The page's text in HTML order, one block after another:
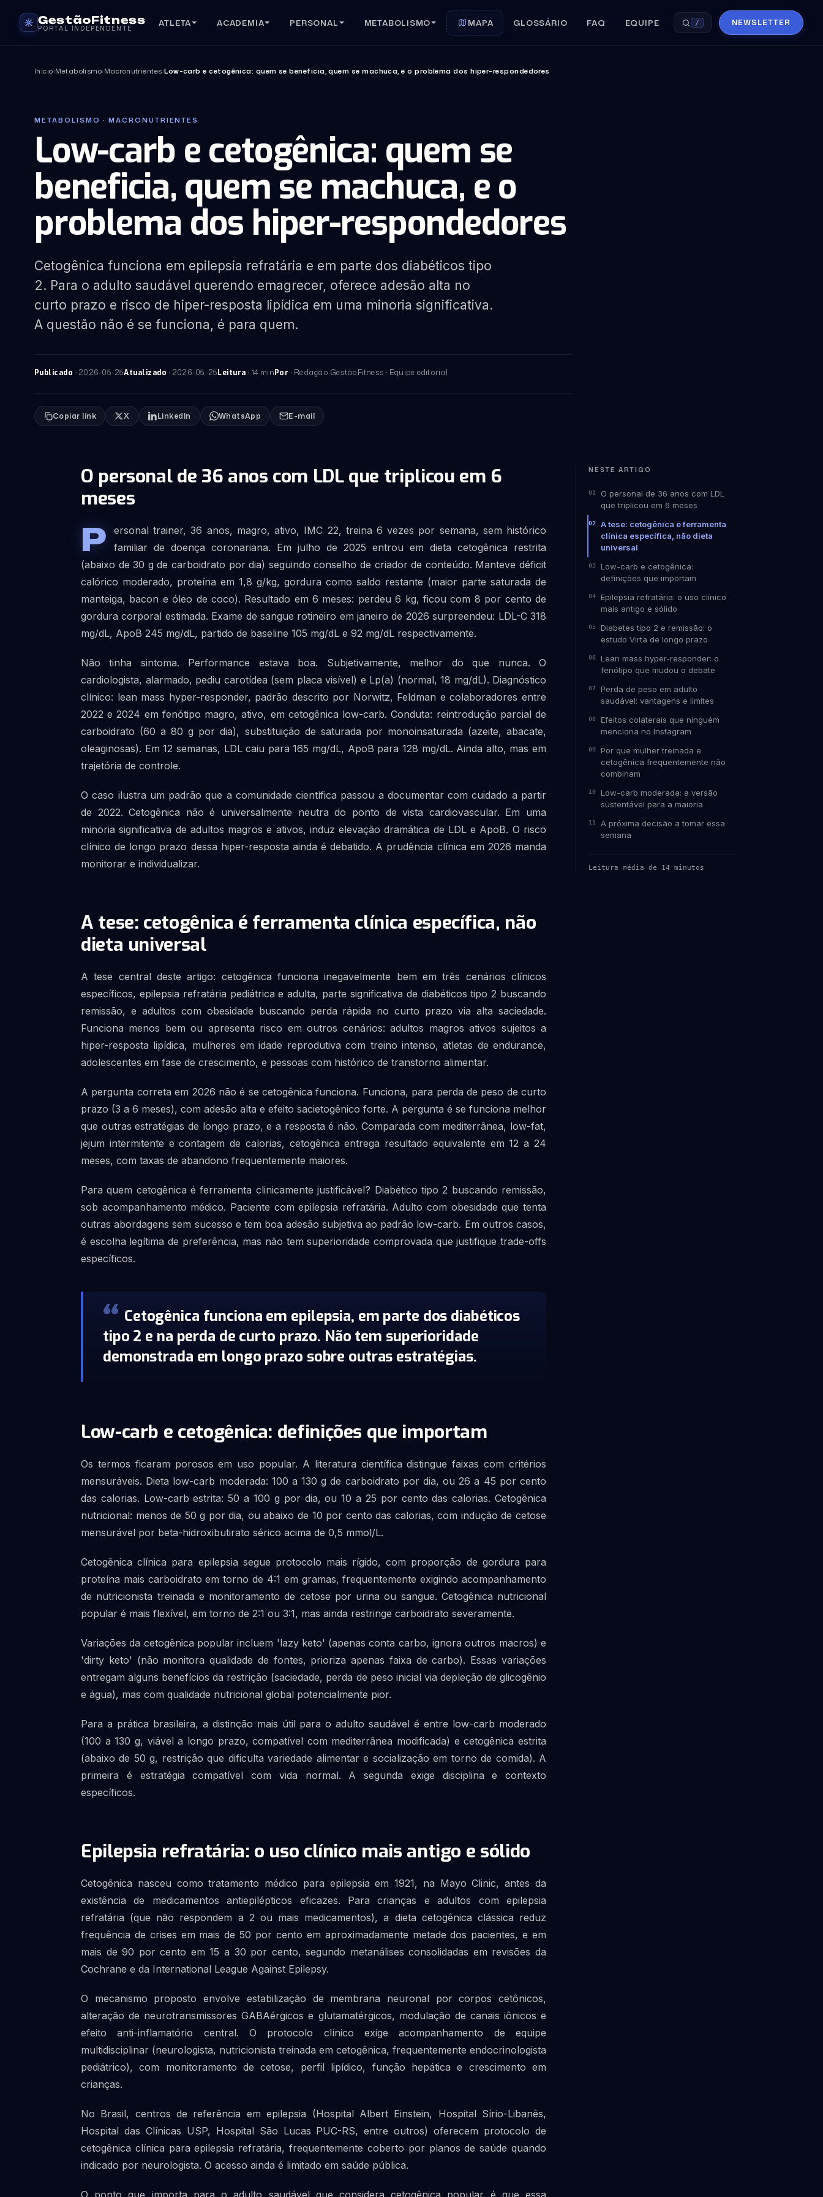
GestãoFitness
PORTAL INDEPENDENTE ATLETA ACADEMIA PERSONAL METABOLISMO MAPA GLOSSÁRIO FAQ EQUIPE / NEWSLETTER
Início›Metabolismo›Macronutrientes›Low-carb e cetogênica: quem se beneficia, quem se machuca, e o problema dos hiper-respondedores
METABOLISMO · MACRONUTRIENTES
Low-carb e cetogênica: quem se
beneficia, quem se machuca, e o
problema dos hiper-respondedores
Cetogênica funciona em epilepsia refratária e em parte dos diabéticos tipo
2. Para o adulto saudável querendo emagrecer, oferece adesão alta no
curto prazo e risco de hiper-resposta lipídica em uma minoria significativa.
A questão não é se funciona, é para quem.
Publicado · 2026-05-25Atualizado · 2026-05-25Leitura · 14 minPor · Redação GestãoFitness · Equipe editorial
Copiar link X LinkedIn WhatsApp E-mail
O personal de 36 anos com LDL que triplicou em 6
meses
P
ersonal trainer, 36 anos, magro, ativo, IMC 22, treina 6 vezes por semana, sem histórico
familiar de doença coronariana. Em julho de 2025 entrou em dieta cetogênica restrita
(abaixo de 30 g de carboidrato por dia) seguindo conselho de criador de conteúdo. Manteve déficit
calórico moderado, proteína em 1,8 g/kg, gordura como saldo restante (maior parte saturada de
manteiga, bacon e óleo de coco). Resultado em 6 meses: perdeu 6 kg, ficou com 8 por cento de
gordura corporal estimada. Exame de sangue rotineiro em janeiro de 2026 surpreendeu: LDL-C 318
mg/dL, ApoB 245 mg/dL, partido de baseline 105 mg/dL e 92 mg/dL respectivamente.
Não tinha sintoma. Performance estava boa. Subjetivamente, melhor do que nunca. O
cardiologista, alarmado, pediu carotídea (sem placa visível) e Lp(a) (normal, 18 mg/dL). Diagnóstico
clínico: lean mass hyper-responder, padrão descrito por Norwitz, Feldman e colaboradores entre
2022 e 2024 em fenótipo magro, ativo, em cetogênica low-carb. Conduta: reintrodução parcial de
carboidrato (60 a 80 g por dia), substituição de saturada por monoinsaturada (azeite, abacate,
oleaginosas). Em 12 semanas, LDL caiu para 165 mg/dL, ApoB para 128 mg/dL. Ainda alto, mas em
trajetória de controle.
O caso ilustra um padrão que a comunidade científica passou a documentar com cuidado a partir
de 2022. Cetogênica não é universalmente neutra do ponto de vista cardiovascular. Em uma
minoria significativa de adultos magros e ativos, induz elevação dramática de LDL e ApoB. O risco
clínico de longo prazo dessa hiper-resposta ainda é debatido. A prudência clínica em 2026 manda
monitorar e individualizar.
A tese: cetogênica é ferramenta clínica específica, não
dieta universal
A tese central deste artigo: cetogênica funciona inegavelmente bem em três cenários clínicos
específicos, epilepsia refratária pediátrica e adulta, parte significativa de diabéticos tipo 2 buscando
remissão, e adultos com obesidade buscando perda rápida no curto prazo via alta saciedade.
Funciona menos bem ou apresenta risco em outros cenários: adultos magros ativos sujeitos a
hiper-resposta lipídica, mulheres em idade reprodutiva com treino intenso, atletas de endurance,
adolescentes em fase de crescimento, e pessoas com histórico de transtorno alimentar.
A pergunta correta em 2026 não é se cetogênica funciona. Funciona, para perda de peso de curto
prazo (3 a 6 meses), com adesão alta e efeito sacietogênico forte. A pergunta é se funciona melhor
que outras estratégias de longo prazo, e a resposta é não. Comparada com mediterrânea, low-fat,
jejum intermitente e contagem de calorias, cetogênica entrega resultado equivalente em 12 a 24
meses, com taxas de abandono frequentemente maiores.
Para quem cetogênica é ferramenta clinicamente justificável? Diabético tipo 2 buscando remissão,
sob acompanhamento médico. Paciente com epilepsia refratária. Adulto com obesidade que tenta
outras abordagens sem sucesso e tem boa adesão subjetiva ao padrão low-carb. Em outros casos,
é escolha legítima de preferência, mas não tem superioridade comprovada que justifique trade-offs
específicos.
Cetogênica funciona em epilepsia, em parte dos diabéticos
tipo 2 e na perda de curto prazo. Não tem superioridade
demonstrada em longo prazo sobre outras estratégias.
Low-carb e cetogênica: definições que importam
Os termos ficaram porosos em uso popular. A literatura científica distingue faixas com critérios
mensuráveis. Dieta low-carb moderada: 100 a 130 g de carboidrato por dia, ou 26 a 45 por cento
das calorias. Low-carb estrita: 50 a 100 g por dia, ou 10 a 25 por cento das calorias. Cetogênica
nutricional: menos de 50 g por dia, ou abaixo de 10 por cento das calorias, com indução de cetose
mensurável por beta-hidroxibutirato sérico acima de 0,5 mmol/L.
Cetogênica clínica para epilepsia segue protocolo mais rígido, com proporção de gordura para
proteína mais carboidrato em torno de 4:1 em gramas, frequentemente exigindo acompanhamento
de nutricionista treinada e monitoramento de cetose por urina ou sangue. Cetogênica nutricional
popular é mais flexível, em torno de 2:1 ou 3:1, mas ainda restringe carboidrato severamente.
Variações da cetogênica popular incluem 'lazy keto' (apenas conta carbo, ignora outros macros) e
'dirty keto' (não monitora qualidade de fontes, prioriza apenas faixa de carbo). Essas variações
entregam alguns benefícios da restrição (saciedade, perda de peso inicial via depleção de glicogênio
e água), mas com qualidade nutricional global potencialmente pior.
Para a prática brasileira, a distinção mais útil para o adulto saudável é entre low-carb moderado
(100 a 130 g, viável a longo prazo, compatível com mediterrânea modificada) e cetogênica estrita
(abaixo de 50 g, restrição que dificulta variedade alimentar e socialização em torno de comida). A
primeira é estratégia compatível com vida normal. A segunda exige disciplina e contexto
específicos.
Epilepsia refratária: o uso clínico mais antigo e sólido
Cetogênica nasceu como tratamento médico para epilepsia em 1921, na Mayo Clinic, antes da
existência de medicamentos antiepilépticos eficazes. Para crianças e adultos com epilepsia
refratária (que não respondem a 2 ou mais medicamentos), a dieta cetogênica clássica reduz
frequência de crises em mais de 50 por cento em aproximadamente metade dos pacientes, e em
mais de 90 por cento em 15 a 30 por cento, segundo metanálises consolidadas em revisões da
Cochrane e da International League Against Epilepsy.
O mecanismo proposto envolve estabilização de membrana neuronal por corpos cetônicos,
alteração de neurotransmissores GABAérgicos e glutamatérgicos, modulação de canais iônicos e
efeito anti-inflamatório central. O protocolo clínico exige acompanhamento de equipe
multidisciplinar (neurologista, nutricionista treinada em cetogênica, frequentemente endocrinologista
pediátrico), com monitoramento de cetose, perfil lipídico, função hepática e crescimento em
crianças.
No Brasil, centros de referência em epilepsia (Hospital Albert Einstein, Hospital Sírio-Libanês,
Hospital das Clínicas USP, Hospital São Lucas PUC-RS, entre outros) oferecem protocolo de
cetogênica clínica para epilepsia refratária, frequentemente coberto por planos de saúde quando
indicado por neurologista. O acesso ainda é limitado em saúde pública.
O ponto que importa para o adulto saudável que considera cetogênica popular é que essa
NESTE ARTIGO
O personal de 36 anos com LDL
que triplicou em 6 meses
A tese: cetogênica é ferramenta
clínica específica, não dieta
universal
Low-carb e cetogênica:
definições que importam
Epilepsia refratária: o uso clínico
mais antigo e sólido
Diabetes tipo 2 e remissão: o
estudo Virta de longo prazo
Lean mass hyper-responder: o
fenótipo que mudou o debate
Perda de peso em adulto
saudável: vantagens e limites
Efeitos colaterais que ninguém
menciona no Instagram
Por que mulher treinada e
cetogênica frequentemente não
combinam
Low-carb moderada: a versão
sustentável para a maioria
A próxima decisão a tomar essa
semana
Leitura média de 14 minutos